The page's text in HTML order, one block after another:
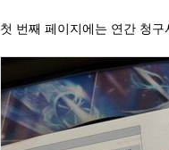
첫 번째 페이지에는 연간 청